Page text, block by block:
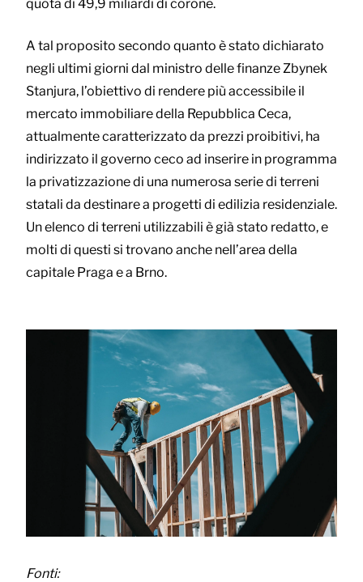
quota di 49,9 miliardi di corone.
A tal proposito secondo quanto è stato dichiarato
negli ultimi giorni dal ministro delle finanze Zbynek
Stanjura, l’obiettivo di rendere più accessibile il
mercato immobiliare della Repubblica Ceca,
attualmente caratterizzato da prezzi proibitivi, ha
indirizzato il governo ceco ad inserire in programma
la privatizzazione di una numerosa serie di terreni
statali da destinare a progetti di edilizia residenziale.
Un elenco di terreni utilizzabili è già stato redatto, e
molti di questi si trovano anche nell’area della
capitale Praga e a Brno.
Fonti: